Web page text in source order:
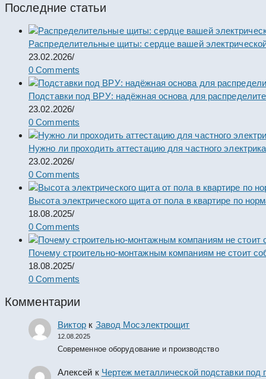
Последние статьи
Распределительные щиты: сердце вашей
23.02.2026/
0 Comments
Подставки под ВРУ: надёжная основа для
23.02.2026/
0 Comments
Нужно ли проходить аттестацию для частного
23.02.2026/
0 Comments
Высота электрического щита от пола в квартире по
18.08.2025/
0 Comments
Почему строительно-монтажным компаниям не стоит
18.08.2025/
0 Comments
Комментарии
Виктор к Завод Мосэлектрощит
12.08.2025
Современное оборудование и производство
Алексей к Чертеж металлической подставки